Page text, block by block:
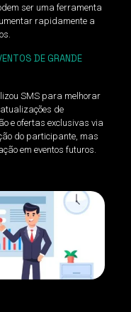
ser uma ferramenta
rapidamente a
DE GRANDE
SMS para melhorar
de
e ofertas exclusivas via
do participante, mas
em eventos futuros.